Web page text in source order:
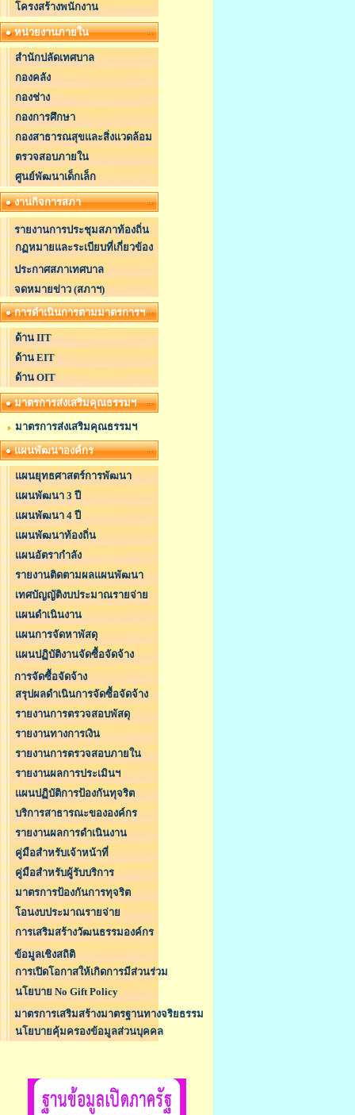
โครงสร้างพนักงาน
หน่วยงานภายใน
สำนักปลัดเทศบาล
กองคลัง
กองช่าง
กองการศึกษา
กองสาธารณสุขและสิ่งแวดล้อม
ตรวจสอบภายใน
ศูนย์พัฒนาเด็กเล็ก
งานกิจการสภา
รายงานการประชุมสภาท้องถิ่น
กฏหมายและระเบียบที่เกี่ยวข้อง
ประกาศสภาเทศบาล
จดหมายข่าว (สภาฯ)
การดำเนินการตามมาตรการฯ
ด้าน IIT
ด้าน EIT
ด้าน OIT
มาตรการส่งเสริมคุณธรรมฯ
มาตรการส่งเสริมคุณธรรมฯ
แผนพัฒนาองค์กร
แผนยุทธศาสตร์การพัฒนา
แผนพัฒนา 3 ปี
แผนพัฒนา 4 ปี
แผนพัฒนาท้องถิ่น
แผนอัตรากำลัง
รายงานติดตามผลแผนพัฒนา
เทศบัญญัติงบประมาณรายจ่าย
แผนดำเนินงาน
แผนการจัดหาพัสดุ
แผนปฏิบัติงานจัดซื้อจัดจ้าง
การจัดซื้อจัดจ้าง
สรุปผลดำเนินการจัดซื้อจัดจ้าง
รายงานการตรวจสอบพัสดุ
รายงานทางการเงิน
รายงานการตรวจสอบภายใน
รายงานผลการประเมินฯ
แผนปฏิบัติการป้องกันทุจริต
บริการสาธารณะขององค์กร
รายงานผลการดำเนินงาน
คู่มือสำหรับเจ้าหน้าที่
คู่มือสำหรับผู้รับบริการ
มาตรการป้องกันการทุจริต
โอนงบประมาณรายจ่าย
การเสริมสร้างวัฒนธรรมองค์กร
ข้อมูลเชิงสถิติ
การเปิดโอกาสให้เกิดการมีส่วนร่วม
นโยบาย No Gift Policy
มาตรการเสริมสร้างมาตรฐานทางจริยธรรม
นโยบายคุ้มครองข้อมูลส่วนบุคคล